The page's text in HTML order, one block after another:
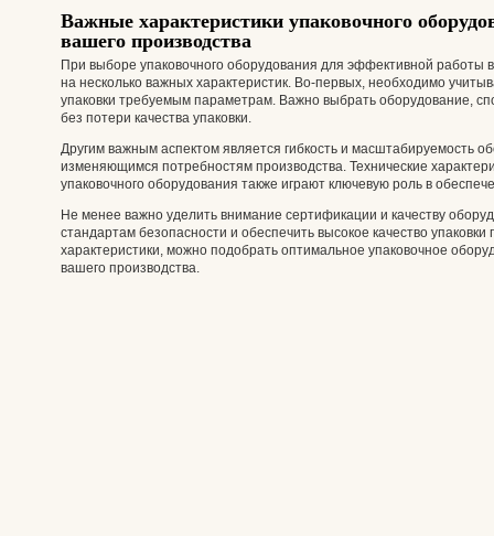
Важные характеристики упаковочного
вашего производства
При выборе упаковочного оборудования для эффективной работы
на несколько важных характеристик. Во-первых, необходимо
упаковки требуемым параметрам. Важно выбрать оборудование,
без потери качества упаковки.
Другим важным аспектом является гибкость и масштабируемость
изменяющимся потребностям производства. Технические
упаковочного оборудования также играют ключевую роль в
Не менее важно уделить внимание сертификации и качеству
стандартам безопасности и обеспечить высокое качество
характеристики, можно подобрать оптимальное упаковочное
вашего производства.